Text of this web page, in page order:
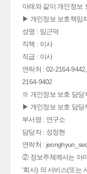
아래와 같이 개인정보
▶ 개인정보 보호책임
성명 : 임근덕
직책 : 이사
직급 : 이사
연락처 : 02-2164-
2164-9402
※ 개인정보 보호 담당
▶ 개인정보 보호 담당
부서명 : 연구소
담당자 : 성정현
연락처 :
② 정보주체께서는 아
‘회사) 의 서비스(또는